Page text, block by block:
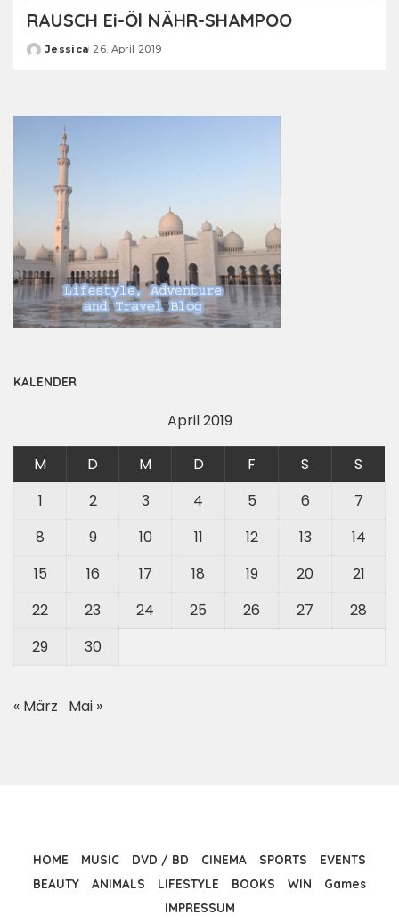
RAUSCH Ei-Öl NÄHR-SHAMPOO
Posted
Jessica 26. April 2019
KALENDER
April 2019
M D M D F S
S
1
2 3 4 5 6
7
8
9 10 11 12 13
14
15
16 17 18 19 20
21
22
23 24 25 26 27
28
29
30
« März Mai »
HOME MUSIC DVD / BD CINEMA SPORTS
EVENTS
BEAUTY
ANIMALS LIFESTYLE BOOKS WIN
Games
IMPRESSUM